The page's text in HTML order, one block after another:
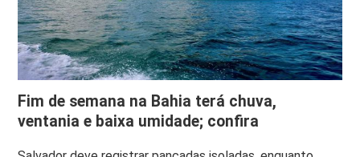
Fim de semana na Bahia terá chuva,
ventania e baixa umidade; confira